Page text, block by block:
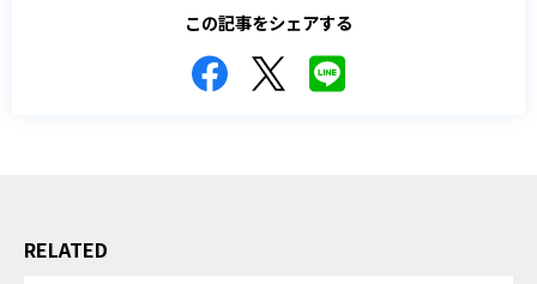
この記事をシェアする
RELATED